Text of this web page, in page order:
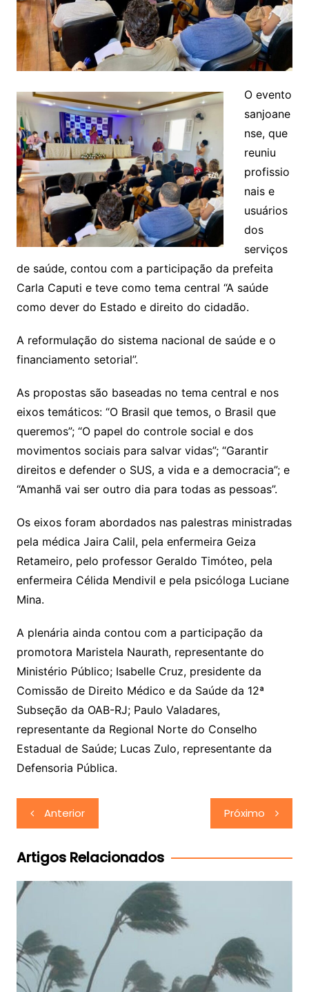
O evento
sanjoane
nse, que
reuniu
profissio
nais e
usuários
dos
serviços
de saúde, contou com a participação da prefeita
Carla Caputi e teve como tema central “A saúde
como dever do Estado e direito do cidadão.
A reformulação do sistema nacional de saúde e o
financiamento setorial”.
As propostas são baseadas no tema central e nos
eixos temáticos: “O Brasil que temos, o Brasil que
queremos”; “O papel do controle social e dos
movimentos sociais para salvar vidas”; “Garantir
direitos e defender o SUS, a vida e a democracia”; e
“Amanhã vai ser outro dia para todas as pessoas”.
Os eixos foram abordados nas palestras ministradas
pela médica Jaira Calil, pela enfermeira Geiza
Retameiro, pelo professor Geraldo Timóteo, pela
enfermeira Célida Mendivil e pela psicóloga Luciane
Mina.
A plenária ainda contou com a participação da
promotora Maristela Naurath, representante do
Ministério Público; Isabelle Cruz, presidente da
Comissão de Direito Médico e da Saúde da 12ª
Subseção da OAB-RJ; Paulo Valadares,
representante da Regional Norte do Conselho
Estadual de Saúde; Lucas Zulo, representante da
Defensoria Pública.
Navegação
de
Post
Anterior Próximo
Artigos Relacionados